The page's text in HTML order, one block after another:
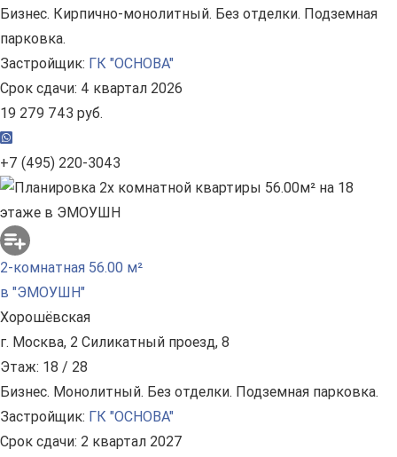
Бизнес. Кирпично-монолитный. Без отделки. Подземная
парковка.
Застройщик: ГК "ОСНОВА"
Срок сдачи: 4 квартал 2026
19 279 743 руб.
+7 (495) 220-3043
2-комнатная 56.00 м²
в "ЭМОУШН"
Хорошёвская
г. Москва, 2 Силикатный проезд, 8
Этаж: 18 / 28
Бизнес. Монолитный. Без отделки. Подземная парковка.
Застройщик: ГК "ОСНОВА"
Срок сдачи: 2 квартал 2027